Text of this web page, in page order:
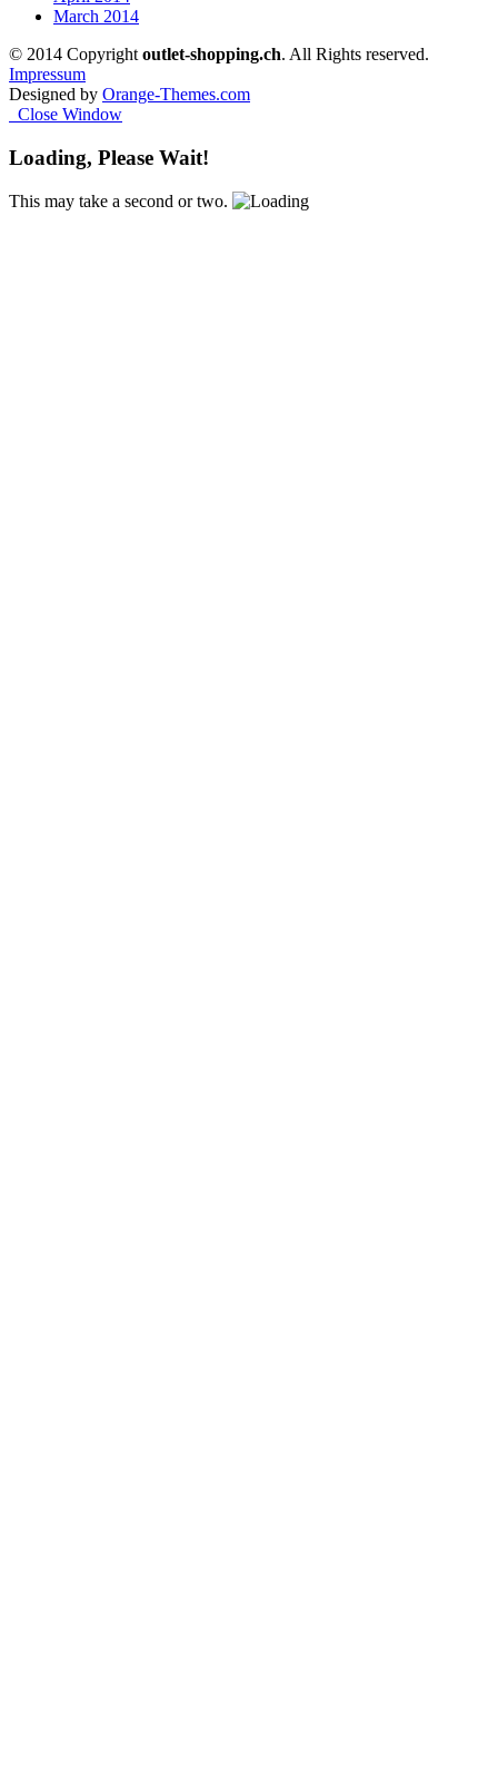
March 2014
© 2014 Copyright outlet-shopping.ch. All Rights reserved.
Impressum
Designed by Orange-Themes.com
Close Window
Loading, Please Wait!
This may take a second or two.